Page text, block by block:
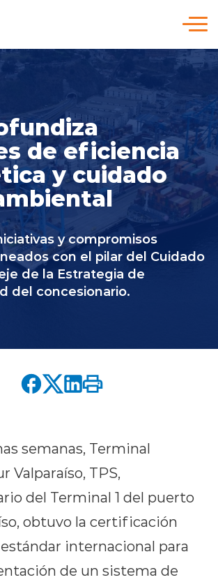
Estratégica
de eficiencia
y cuidado
y compromisos
con el pilar del Cuidado
de la Estrategia de
del concesionario.
semanas, Terminal
Valparaíso, TPS,
del Terminal 1 del puerto
obtuvo la certificación
estándar internacional para
de un sistema de